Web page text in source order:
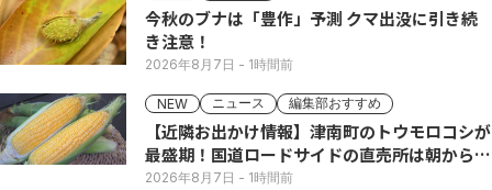
今秋のブナは「豊作」予測 クマ出没に引き続
き注意！
2026年8月7日 - 1時間前
NEW ニュース 編集部おすすめ
【近隣お出かけ情報】津南町のトウモロコシが
最盛期！国道ロードサイドの直売所は朝から長
い列
2026年8月7日 - 1時間前